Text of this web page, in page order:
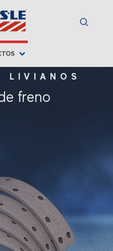
LIVIANOS
freno